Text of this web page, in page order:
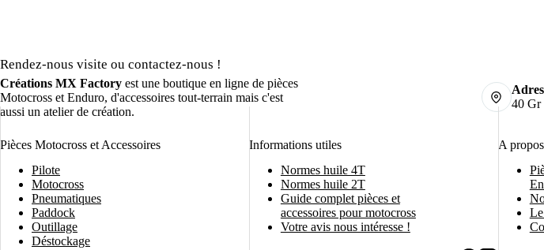
Rendez-nous visite ou contactez-nous !
Créations MX Factory est une boutique en ligne de pièces
Motocross et Enduro, d'accessoires tout-terrain mais c'est
aussi un atelier de création.
40 Gr
Pièces Motocross et Accessoires
Pilote
Motocross
Pneumatiques
Paddock
Outillage
Déstockage
Informations utiles
Normes huile 4T
Normes huile 2T
Guide complet pièces et
accessoires pour motocross
Votre avis nous intéresse !
A